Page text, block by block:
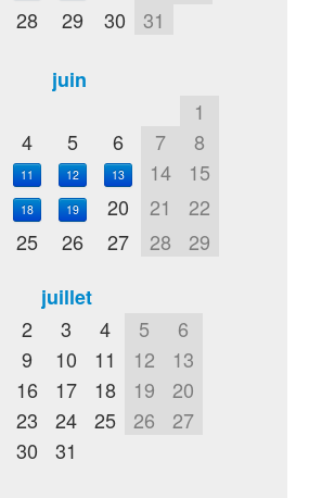
28 29 30 31
juin
1
4 5 6 7
8
11 12 13 14 15
18 19 20 21
22
25 26 27 28
29
juillet
2 3 4 5
6
9 10 11 12
13
16 17 18 19
20
23 24 25 26
27
30 31